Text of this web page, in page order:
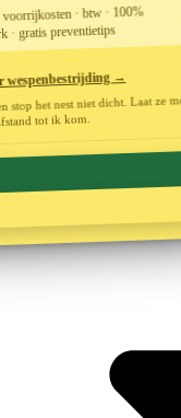
Kruipende
Vliegende
Faunabeheer
Over ons
· btw · 100%
· gratis preventietips
wespenbestrijding →
stop het nest niet dicht. Laat ze
tot ik kom.